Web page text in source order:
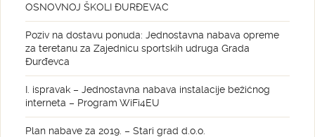
OSNOVNOJ ŠKOLI ĐURĐEVAC
Poziv na dostavu ponuda: Jednostavna nabava opreme
za teretanu za Zajednicu sportskih udruga Grada
Đurđevca
I. ispravak – Jednostavna nabava instalacije bežićnog
interneta – Program WiFi4EU
Plan nabave za 2019. – Stari grad d.o.o.